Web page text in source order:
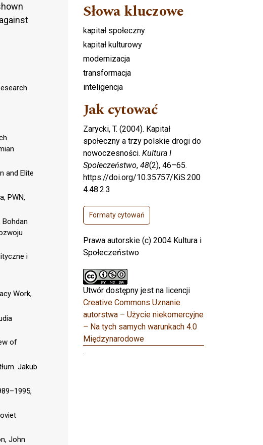
and Elite
PWN,
Bohdan
i
Work,
of
Jakub
John
Słowa kluczowe
kapitał społeczny
kapitał kulturowy
modernizacja
transformacja
inteligencja
Jak cytować
Zarycki, T. (2004). Kapitał
społeczny a trzy polskie drogi do
nowoczesności. Kultura I
Społeczeństwo, 48(2), 46–65.
https://doi.org/10.35757/KiS.200
4.48.2.3
Formaty cytowań
Prawa autorskie (c) 2004 Kultura i
Społeczeństwo
Utwór dostępny jest na licencji
Creative Commons Uznanie
autorstwa – Użycie niekomercyjne
– Na tych samych warunkach 4.0
Międzynarodowe
.